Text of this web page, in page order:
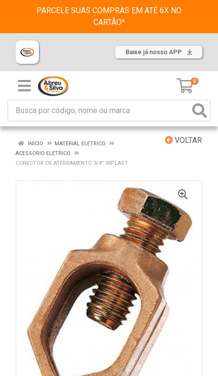
PARCELE SUAS COMPRAS EM ATÉ 6X NO
CARTÃO*
Baixe já nosso APP
0
VOLTAR
INÍCIO
MATERIAL ELETRICO
ACESSORIO ELETRICO
CONECTOR DE ATERRAMENTO 3/4” INPLAST